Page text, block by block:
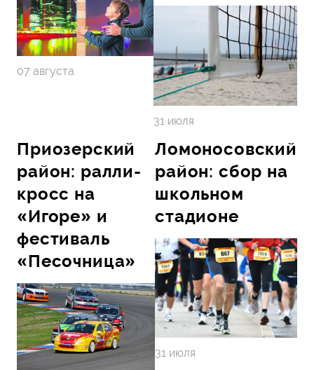
07 августа
31 июля
Приозерский
район: ралли-
кросс на
«Игоре» и
фестиваль
«Песочница»
Ломоносовский
район: сбор на
школьном
стадионе
31 июля